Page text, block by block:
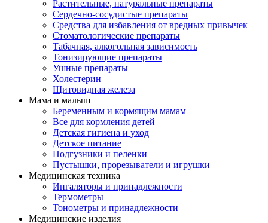
Растительные, натуральные препараты
Сердечно-сосудистые препараты
Средства для избавления от вредных привычек
Стоматологические препараты
Табачная, алкогольная зависимость
Тонизирующие препараты
Ушные препараты
Холестерин
Щитовидная железа
Мама и малыш
Беременным и кормящим мамам
Все для кормления детей
Детская гигиена и уход
Детское питание
Подгузники и пеленки
Пустышки, прорезыватели и игрушки
Медицинская техника
Ингаляторы и принадлежности
Термометры
Тонометры и принадлежности
Медицинские изделия